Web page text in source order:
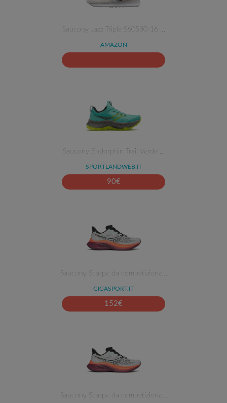
Saucony Jazz Triple S60530-16 …
AMAZON
Saucony Endorphin Trail Verde …
SPORTLANDWEB.IT
90€
Saucony Scarpe da competizione…
GIGASPORT.IT
152€
Saucony Scarpe da competizione…